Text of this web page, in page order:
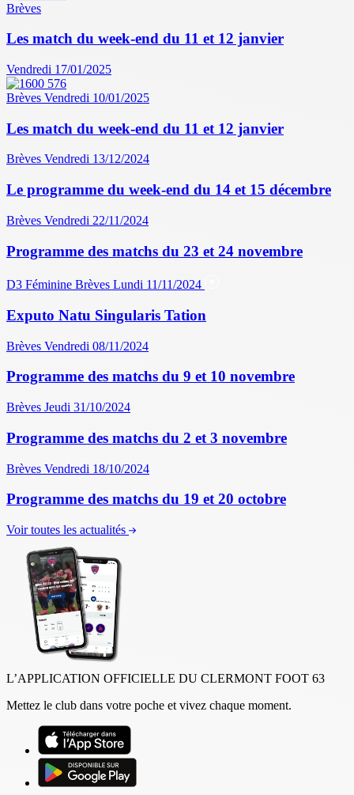
Brèves
Les match du week-end du 11 et 12 janvier
Vendredi 17/01/2025
Brèves Vendredi 10/01/2025
Les match du week-end du 11 et 12 janvier
Brèves Vendredi 13/12/2024
Le programme du week-end du 14 et 15 décembre
Brèves Vendredi 22/11/2024
Programme des matchs du 23 et 24 novembre
D3 Féminine Brèves Lundi 11/11/2024
Exputo Natu Singularis Tation
Brèves Vendredi 08/11/2024
Programme des matchs du 9 et 10 novembre
Brèves Jeudi 31/10/2024
Programme des matchs du 2 et 3 novembre
Brèves Vendredi 18/10/2024
Programme des matchs du 19 et 20 octobre
Voir toutes les actualités
L’APPLICATION OFFICIELLE DU CLERMONT FOOT 63
Mettez le club dans votre poche et vivez chaque moment.